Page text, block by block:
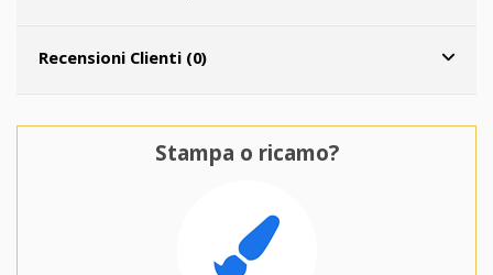
Recensioni Clienti (0)
Stampa o ricamo?